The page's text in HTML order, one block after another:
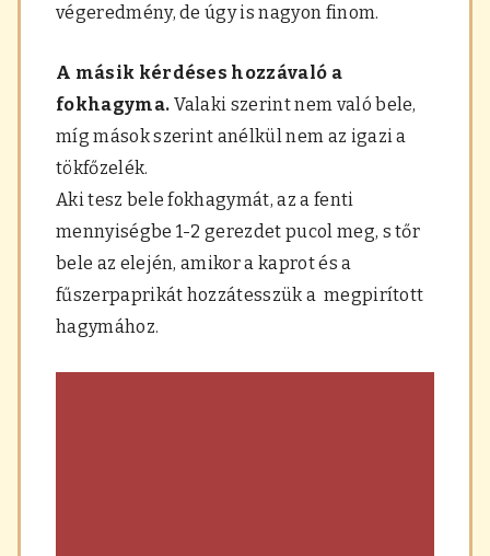
végeredmény, de úgy is nagyon finom.
A másik kérdéses hozzávaló a
fokhagyma. Valaki szerint nem való bele,
míg mások szerint anélkül nem az igazi a
tökfőzelék.
Aki tesz bele fokhagymát, az a fenti
mennyiségbe 1-2 gerezdet pucol meg, s tőr
bele az elején, amikor a kaprot és a
fűszerpaprikát hozzátesszük a megpirított
hagymához.